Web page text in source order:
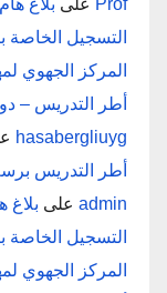
Prof على بلاغ
التسجيل الخاصة
المركز الجهوي
أطر التدريس – دورة
hasabergliuyg
أطر التدريس برسم
admin على بلاغ
التسجيل الخاصة
المركز الجهوي